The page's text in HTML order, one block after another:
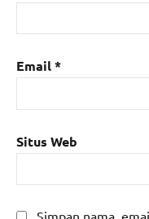
Email*
Situs Web